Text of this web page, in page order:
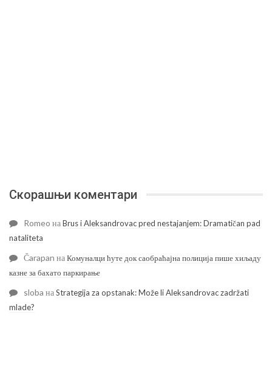
Скорашњи коментари
Romeo наBrus i Aleksandrovac pred nestajanjem: Dramatičan pad
nataliteta
Čarapan наКомуналци ћуте док саобраћајна полиција пише хиљаду
казне за бахато паркирање
sloba наStrategija za opstanak: Može li Aleksandrovac zadržati
mlade?